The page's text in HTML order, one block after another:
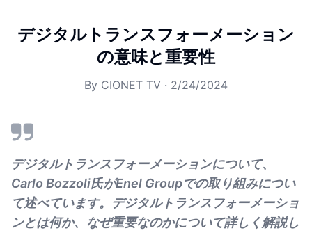
デジタルトランスフォーメーション
の意味と重要性
By CIONET TV · 2/24/2024
デジタルトランスフォーメーションについて、
Carlo Bozzoli氏がEnel Groupでの取り組みについ
て述べています。デジタルトランスフォーメーショ
ンとは何か、なぜ重要なのかについて詳しく解説し